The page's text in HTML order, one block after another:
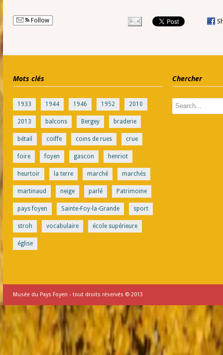
Follow
Mots clés
1933 1944 1946 1952 2010
2013 balcons Bergey braderie
bétail coiffe coins de rues crue
foire foyen gascon henriot
heurtoir la terre marché marchés
martinaud neige parlé Patrimoine
pays foyen Sainte-Foy-la-Grande sport
stroh vocabulaire école supérieure
église
Chercher
Musée du Pays Foyen - tout droits réservés © 2013